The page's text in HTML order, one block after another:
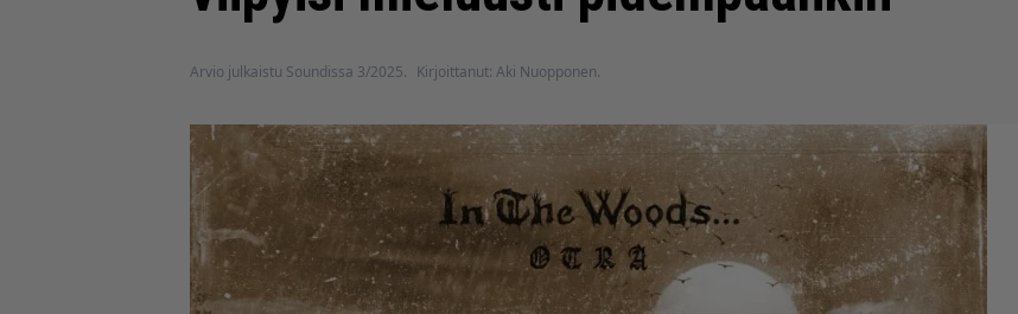
Arvio julkaistu Soundissa 3/2025. Kirjoittanut: Aki Nuopponen.